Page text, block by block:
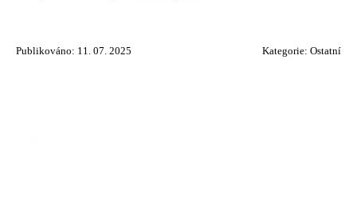
Publikováno: 11. 07. 2025 Kategorie: Ostatní